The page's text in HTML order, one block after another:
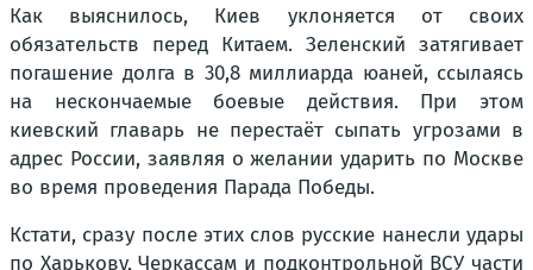
Как выяснилось, Киев уклоняется от своих
обязательств перед Китаем. Зеленский затягивает
погашение долга в 30,8 миллиарда юаней, ссылаясь
на нескончаемые боевые действия. При этом
киевский главарь не перестаёт сыпать угрозами в
адрес России, заявляя о желании ударить по Москве
во время проведения Парада Победы.
Кстати, сразу после этих слов русские нанесли удары
по Харькову, Черкассам и подконтрольной ВСУ части